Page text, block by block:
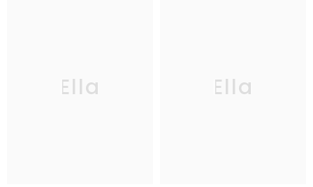
Ella Ella